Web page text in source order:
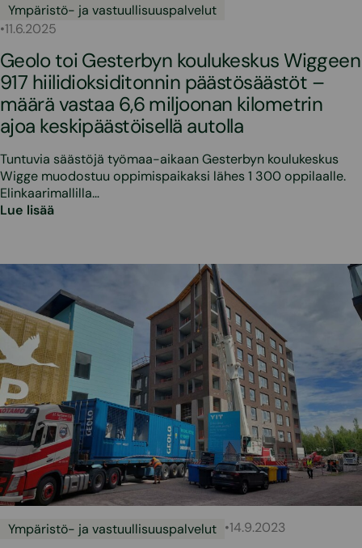
Ympäristö- ja vastuullisuuspalvelut
•11.6.2025
Geolo toi Gesterbyn koulukeskus Wiggeen
917 hiilidioksiditonnin päästösäästöt –
määrä vastaa 6,6 miljoonan kilometrin
ajoa keskipäästöisellä autolla
Tuntuvia säästöjä työmaa-aikaan Gesterbyn koulukeskus
Wigge muodostuu oppimispaikaksi lähes 1 300 oppilaalle.
Elinkaarimallilla…
Lue lisää
Ympäristö- ja vastuullisuuspalvelut •14.9.2023